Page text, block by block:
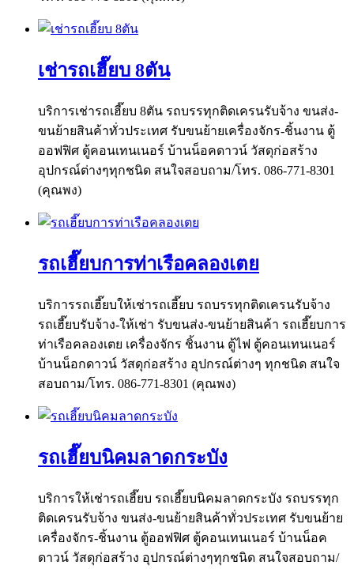
เช่ารถเฮี๊ยบ 8ตัน
บริการเช่ารถเฮี๊ยบ 8ตัน รถบรรทุกติดเครนรับจ้าง ขนส่ง-
ขนย้ายสินค้าทั่วประเทศ รับขนย้ายเครื่องจักร-ชิ้นงาน ตู้
ออฟฟิศ ตู้คอนเทนเนอร์ บ้านน็อคดาวน์ วัสดุก่อสร้าง
อุปกรณ์ต่างๆทุกชนิด สนใจสอบถาม/โทร. 086-771-8301
(คุณพง)
รถเฮี๊ยบการท่าเรือคลองเตย
บริการรถเฮี๊ยบให้เช่ารถเฮี๊ยบ รถบรรทุกติดเครนรับจ้าง
รถเฮี๊ยบรับจ้าง-ให้เช่า รับขนส่ง-ขนย้ายสินค้า รถเฮี๊ยบการ
ท่าเรือคลองเตย เครื่องจักร ชิ้นงาน ตู้ไฟ ตู้คอนเทนเนอร์
บ้านน็อกดาวน์ วัสดุก่อสร้าง อุปกรณ์ต่างๆ ทุกชนิด สนใจ
สอบถาม/โทร. 086-771-8301 (คุณพง)
รถเฮี๊ยบนิคมลาดกระบัง
บริการให้เช่ารถเฮี๊ยบ รถเฮี๊ยบนิคมลาดกระบัง รถบรรทุก
ติดเครนรับจ้าง ขนส่ง-ขนย้ายสินค้าทั่วประเทศ รับขนย้าย
เครื่องจักร-ชิ้นงาน ตู้ออฟฟิศ ตู้คอนเทนเนอร์ บ้านน็อค
ดาวน์ วัสดุก่อสร้าง อุปกรณ์ต่างๆทุกชนิด สนใจสอบถาม/